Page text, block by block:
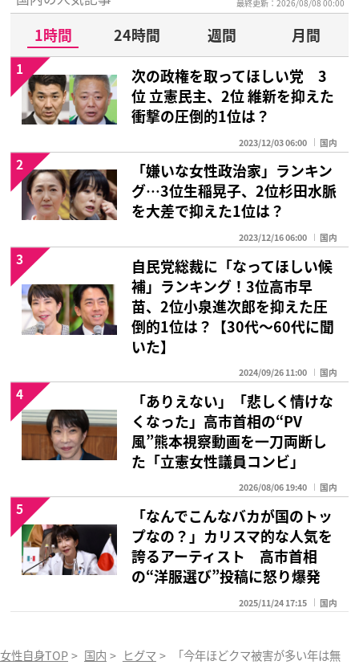
最終更新：2026/08/08 00:00
1時間 24時間 週間
月間
次の政権を取ってほしい党 3
位 立憲民主、2位 維新を抑えた
衝撃の圧倒的1位は？
2023/12/03 06:00 国内
1
「嫌いな女性政治家」ランキン
グ…3位生稲晃子、2位杉田水脈
を大差で抑えた1位は？
2023/12/16 06:00 国内
2
自民党総裁に「なってほしい候
補」ランキング！3位高市早
苗、2位小泉進次郎を抑えた圧
倒的1位は？【30代〜60代に聞
いた】
2024/09/26 11:00 国内
3
「ありえない」「悲しく情けな
くなった」高市首相の“PV
風”熊本視察動画を一刀両断し
た「立憲女性議員コンビ」
2026/08/06 19:40 国内
4
「なんでこんなバカが国のトッ
プなの？」カリスマ的な人気を
誇るアーティスト 高市首相
の“洋服選び”投稿に怒り爆発
2025/11/24 17:15 国内
5
女性自身TOP > 国内 > ヒグマ > 「今年ほどクマ被害が多い年は無